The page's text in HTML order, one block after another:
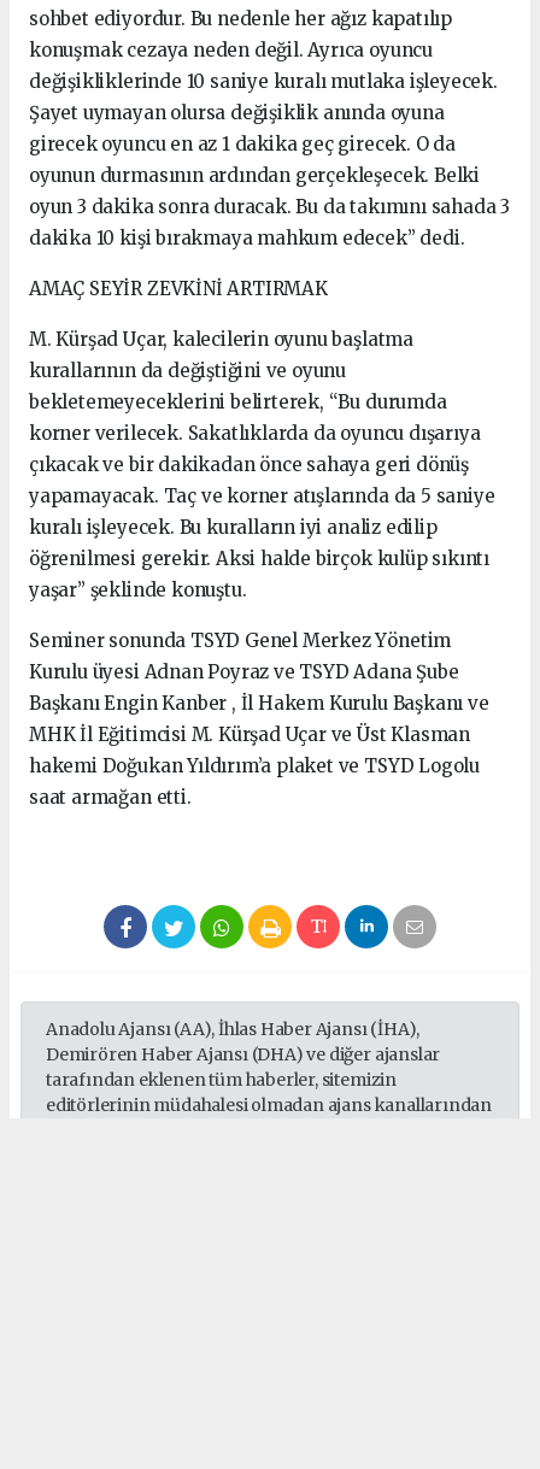
sohbet ediyordur. Bu nedenle her ağız kapatılıp
konuşmak cezaya neden değil. Ayrıca oyuncu
değişikliklerinde 10 saniye kuralı mutlaka işleyecek.
Şayet uymayan olursa değişiklik anında oyuna
girecek oyuncu en az 1 dakika geç girecek. O da
oyunun durmasının ardından gerçekleşecek. Belki
oyun 3 dakika sonra duracak. Bu da takımını sahada 3
dakika 10 kişi bırakmaya mahkum edecek” dedi.
AMAÇ SEYİR ZEVKİNİ ARTIRMAK
M. Kürşad Uçar, kalecilerin oyunu başlatma
kurallarının da değiştiğini ve oyunu
bekletemeyeceklerini belirterek, “Bu durumda
korner verilecek. Sakatlıklarda da oyuncu dışarıya
çıkacak ve bir dakikadan önce sahaya geri dönüş
yapamayacak. Taç ve korner atışlarında da 5 saniye
kuralı işleyecek. Bu kuralların iyi analiz edilip
öğrenilmesi gerekir. Aksi halde birçok kulüp sıkıntı
yaşar” şeklinde konuştu.
Seminer sonunda TSYD Genel Merkez Yönetim
Kurulu üyesi Adnan Poyraz ve TSYD Adana Şube
Başkanı Engin Kanber , İl Hakem Kurulu Başkanı ve
MHK İl Eğitimcisi M. Kürşad Uçar ve Üst Klasman
hakemi Doğukan Yıldırım’a plaket ve TSYD Logolu
saat armağan etti.
Anadolu Ajansı (AA), İhlas Haber Ajansı (İHA),
Demirören Haber Ajansı (DHA) ve diğer ajanslar
tarafından eklenen tüm haberler, sitemizin
editörlerinin müdahalesi olmadan ajans kanallarından